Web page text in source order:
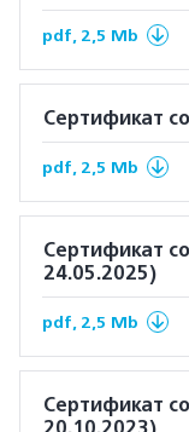
pdf, 2,5 Mb
Сертификат
pdf, 2,5 Mb
Сертификат
24.05.2025)
pdf, 2,5 Mb
Сертификат